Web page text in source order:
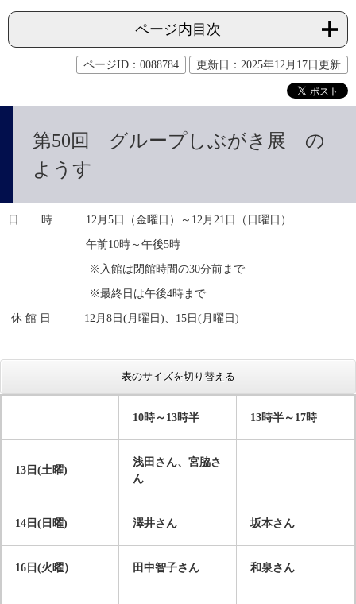
ページ内目次
ページID：0088784 更新日：2025年12月17日更新
第50回 グループしぶがき展 の
ようす
日　　時　　　12月5日（金曜日）～12月21日（日曜日）
午前10時～午後5時
※入館は閉館時間の30分前まで
※最終日は午後4時まで
休 館 日　　　12月8日(月曜日)、15日(月曜日)
表のサイズを切り替える
10時～ 13時半 13時半～ 17時
13 日 (土曜)
浅田さん、宮脇さ
ん
14 日 ( 日曜) 澤井さん 坂本さん
16 日 (火曜） 田中智子さん 和泉さん